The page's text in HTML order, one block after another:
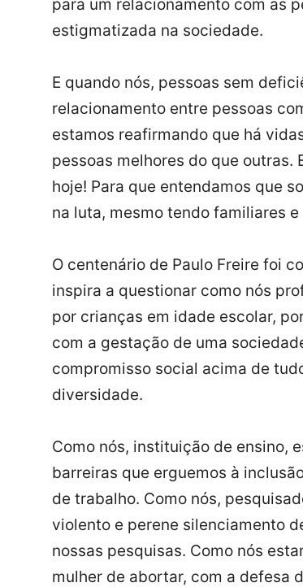
para um relacionamento com as
estigmatizada na sociedade.
E quando nós, pessoas sem
relacionamento entre pessoas
estamos reafirmando que há
pessoas melhores do que outras.
hoje! Para que entendamos que
na luta, mesmo tendo familiares
O centenário de Paulo Freire foi
inspira a questionar como nós
por crianças em idade escolar,
com a gestação de uma
compromisso social acima de
diversidade.
Como nós, instituição de ensino,
barreiras que erguemos à
de trabalho. Como nós,
violento e perene silenciamento
nossas pesquisas. Como nós
mulher de abortar, com a defesa